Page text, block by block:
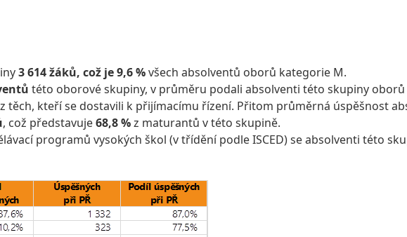
3 614 žáků, což je 9,6 %všech absolventů oborů kategorie M.
této oborové skupiny, v průměru podali absolventi této skupiny
těch, kteří se dostavili k přijímacímu řízení. Přitom průměrná úspěšnost
, což představuje68,8 %z maturantů v této skupině.
programů vysokých škol (v třídění podle ISCED) se absolventi této